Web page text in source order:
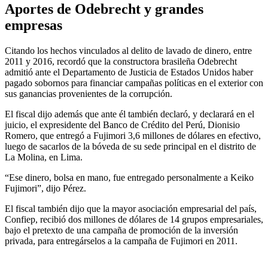
Aportes de Odebrecht y grandes
empresas
Citando los hechos vinculados al delito de lavado de dinero, entre
2011 y 2016, recordó que la constructora brasileña Odebrecht
admitió ante el Departamento de Justicia de Estados Unidos haber
pagado sobornos para financiar campañas políticas en el exterior con
sus ganancias provenientes de la corrupción.
El fiscal dijo además que ante él también declaró, y declarará en el
juicio, el expresidente del Banco de Crédito del Perú, Dionisio
Romero, que entregó a Fujimori 3,6 millones de dólares en efectivo,
luego de sacarlos de la bóveda de su sede principal en el distrito de
La Molina, en Lima.
“Ese dinero, bolsa en mano, fue entregado personalmente a Keiko
Fujimori”, dijo Pérez.
El fiscal también dijo que la mayor asociación empresarial del país,
Confiep, recibió dos millones de dólares de 14 grupos empresariales,
bajo el pretexto de una campaña de promoción de la inversión
privada, para entregárselos a la campaña de Fujimori en 2011.